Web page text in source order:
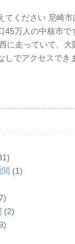
てください 尼崎
45万人の中核市で
に走っていて、
しでアクセスでき
(1)
(2)